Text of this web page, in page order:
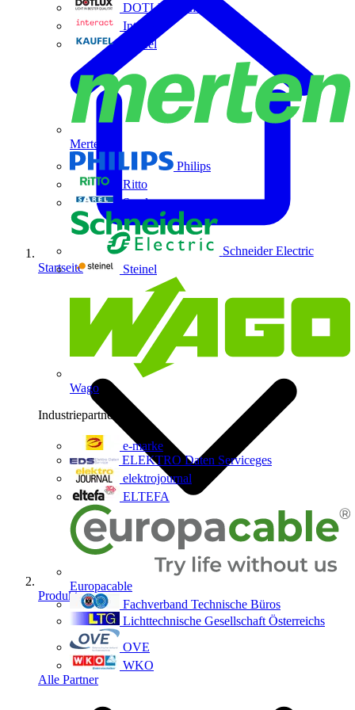
DOTLUX GmbH
Interact
Kaufel
Merten
Philips
Ritto
Sarel
Schneider Electric
Steinel
Wago
Industriepartner
e-marke
ELEKTRO Daten Serviceges
elektrojournal
ELTEFA
Europacable
Fachverband Technische Büros
Lichttechnische Gesellschaft Österreichs
OVE
WKO
Alle Partner
Startseite
Produkte